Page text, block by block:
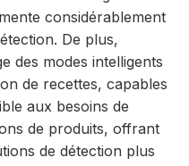
considérablement
De plus,
des modes intelligents
de recettes, capables
aux besoins de
de produits, offrant
de détection plus